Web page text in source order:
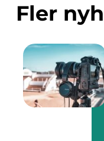
Fler